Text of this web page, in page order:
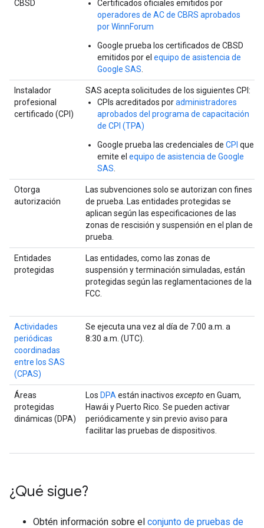
CBSD
Certificados oficiales emitidos por
operadores de AC de CBRS aprobados
por WinnForum
Google prueba los certificados de CBSD
emitidos por el equipo de asistencia de
Google SAS
Instalador
profesional
certificado (CPI)
SAS acepta solicitudes de los siguientes CPI:
CPIs acreditados poradministradores
aprobados del programa de capacitación
de CPI (TPA)
Google prueba las credenciales de CPI que
emite el equipo de asistencia de Google
SAS
Otorga
autorización
Las subvenciones solo se autorizan con fines
de prueba. Las entidades protegidas se
aplican según las especificaciones de las
zonas de rescisión y suspensión en el plan de
prueba.
Entidades
protegidas
Las entidades, como las zonas de
suspensión y terminación simuladas, están
protegidas según las reglamentaciones de la
FCC.
Actividades
periódicas
coordinadas
entre los SAS
(CPAS)
Se ejecuta una vez al día de 7:00 a.m. a
8:30 a.m. (UTC).
Áreas
protegidas
dinámicas (DPA)
Los DPA están inactivos excepto en Guam,
Hawái y Puerto Rico. Se pueden activar
periódicamente y sin previo aviso para
facilitar las pruebas de dispositivos.
¿Qué sigue?
Obtén información sobre el conjunto de pruebas de